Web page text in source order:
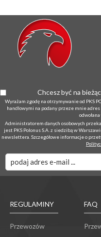
Chcesz być na
Wyrażam zgodę na otrzymywanie od PKS
handlowymi na podany przeze mnie
Administratorem danych osobowych
jest PKS Polonus S.A. z siedzibą w
newslettera. Szczegółowe informacje o
REGULAMINY
Przewozów
FAQ